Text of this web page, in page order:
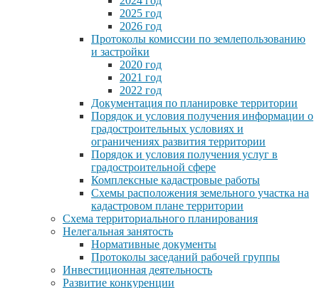
2025 год
2026 год
Протоколы комиссии по землепользованию
и застройки
2020 год
2021 год
2022 год
Документация по планировке территории
Порядок и условия получения информации о
градостроительных условиях и
ограничениях развития территории
Порядок и условия получения услуг в
градостроительной сфере
Комплексные кадастровые работы
Схемы расположения земельного участка на
кадастровом плане территории
Схема территориального планирования
Нелегальная занятость
Нормативные документы
Протоколы заседаний рабочей группы
Инвестиционная деятельность
Развитие конкуренции